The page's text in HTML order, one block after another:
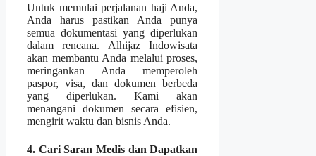
Untuk memulai perjalanan haji Anda,
Anda harus pastikan Anda punya
semua dokumentasi yang diperlukan
dalam rencana. Alhijaz Indowisata
akan membantu Anda melalui proses,
meringankan Anda memperoleh
paspor, visa, dan dokumen berbeda
yang diperlukan. Kami akan
menangani dokumen secara efisien,
mengirit waktu dan bisnis Anda.
4. Cari Saran Medis dan Dapatkan